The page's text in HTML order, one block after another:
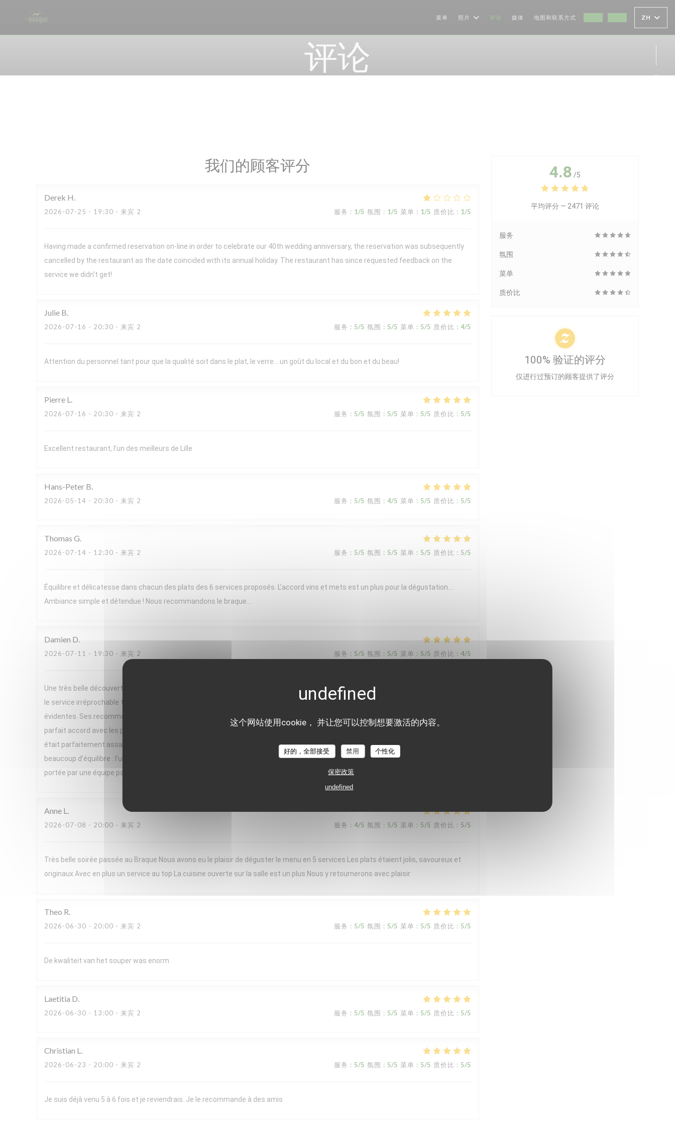
这个网站使用cookie， 并让您可以控制想要激活的内容。
好的，全部接受 禁用 个性化
保密政策
undefined
菜单 照片 评论 媒体
((在新窗口中打开))
((在新窗口中打开))
地图和联系方式 ZH
评论
我们的顾客评分
Derek H
2026-07-25 - 19:30 - 来宾 2 服务 : 1/5 氛围 : 1/5 菜单 : 1/5 质价比 : 1/5
Having made a confirmed reservation on-line in order to celebrate our 40th wedding anniversary, the reservation was subsequently
cancelled by the restaurant as the date coincided with its annual holiday. The restaurant has since requested feedback on the
service we didn't get!
Julie B
2026-07-16 - 20:30 - 来宾 2 服务 : 5/5 氛围 : 5/5 菜单 : 5/5 质价比 : 4/5
Attention du personnel tant pour que la qualité soit dans le plat, le verre… un goût du local et du bon et du beau!
Pierre L
2026-07-16 - 20:30 - 来宾 2 服务 : 5/5 氛围 : 5/5 菜单 : 5/5 质价比 : 5/5
Excellent restaurant, l’un des meilleurs de Lille
Hans-Peter B
2026-05-14 - 20:30 - 来宾 2 服务 : 5/5 氛围 : 4/5 菜单 : 5/5 质价比 : 5/5
Thomas G
2026-07-14 - 12:30 - 来宾 2 服务 : 5/5 氛围 : 5/5 菜单 : 5/5 质价比 : 5/5
Équilibre et délicatesse dans chacun des plats des 6 services proposés. L’accord vins et mets est un plus pour la dégustation….
Ambiance simple et détendue ! Nous recommandons le braque…
Damien D
2026-07-11 - 19:30 - 来宾 2 服务 : 5/5 氛围 : 5/5 菜单 : 5/5 质价比 : 4/5
Une très belle découverte ! Nous avons passé un excellent moment chez « Le Braque » ce samedi soir. L’accueil a été chaleureux et
le service irréprochable tout au long du repas. Un grand bravo à notre serveuse, dont les connaissances en sommellerie étaient
évidentes. Ses recommandations de vins, parfois issues de domaines plus confidentiels, étaient toujours justes, originales et en
parfait accord avec les plats. Le menu, très végétal et herbacé, apportait une belle fraîcheur, idéale pour la saison. Chaque assiette
était parfaitement assaisonnée, pleine de saveurs et servie en portions généreuses. Les desserts concluaient le repas avec
beaucoup d’équilibre : l’un très frais, l’autre plus réconfortant, tout en restant léger. Une cuisine précise, créative et généreuse,
portée par une équipe passionnée. Nous avons adoré cette expérience et reviendrons avec grand plaisir !
Anne L
2026-07-08 - 20:00 - 来宾 2 服务 : 4/5 氛围 : 5/5 菜单 : 5/5 质价比 : 5/5
Très belle soirée passée au Braque Nous avons eu le plaisir de déguster le menu en 5 services Les plats étaient jolis, savoureux et
originaux Avec en plus un service au top La cuisine ouverte sur la salle est un plus Nous y retournerons avec plaisir
Theo R
2026-06-30 - 20:00 - 来宾 2 服务 : 5/5 氛围 : 5/5 菜单 : 5/5 质价比 : 5/5
De kwaliteit van het souper was enorm
Laetitia D
2026-06-30 - 13:00 - 来宾 2 服务 : 5/5 氛围 : 5/5 菜单 : 5/5 质价比 : 5/5
Christian L
2026-06-23 - 20:00 - 来宾 2 服务 : 5/5 氛围 : 5/5 菜单 : 5/5 质价比 : 5/5
Je suis déjà venu 5 à 6 fois et je reviendrais. Je le recommande à des amis
4.8 /5
平均评分 — 2471 评论
服务
氛围
菜单
质价比
100% 验证的评分
仅进行过预订的顾客提供了评分